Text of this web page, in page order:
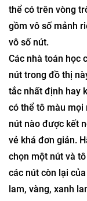
của tôi!
Bài viết của
Hãy thực hiện
thể có trên vòng
gồm vô số mảnh
vô số nút.
Các nhà toán
nút trong đồ thị
có thể tô màu
nút nào được kết